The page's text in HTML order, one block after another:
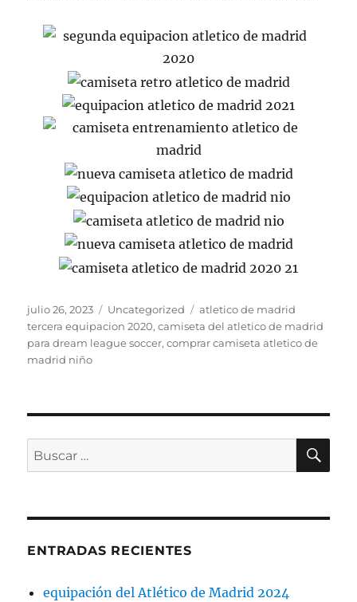
Publicado
el
julio 26, 2023 Categorías
Uncategorized Etiquetas
atletico de madrid
tercera equipacion 2020,camiseta del atletico de madrid
para dream league soccer,comprar camiseta atletico de
madrid niño
Buscar
por:
ENTRADAS RECIENTES
equipación del Atlético de Madrid 2024